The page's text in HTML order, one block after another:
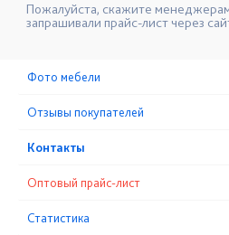
Пожалуйста, скажите
запрашивали прайс-лист через
Фото мебели
Отзывы покупателей
Контакты
Оптовый прайс-лист
Статистика